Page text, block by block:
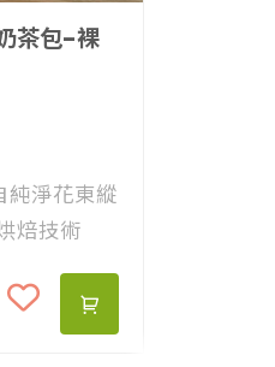
茶包-裸
淨花東縱
焙技術